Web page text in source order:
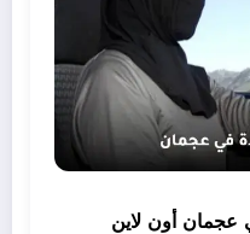
عجمان أون لاين